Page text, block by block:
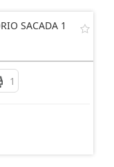
SACADA 1
1